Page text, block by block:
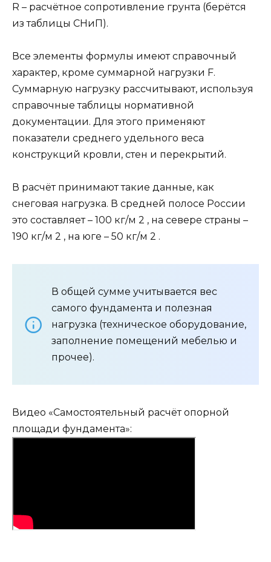
R – расчётное сопротивление грунта (берётся
из таблицы СНиП).
Все элементы формулы имеют справочный
характер, кроме суммарной нагрузки F.
Суммарную нагрузку рассчитывают, используя
справочные таблицы нормативной
документации. Для этого применяют
показатели среднего удельного веса
конструкций кровли, стен и перекрытий.
В расчёт принимают такие данные, как
снеговая нагрузка. В средней полосе России
это составляет – 100 кг/м 2 , на севере страны –
190 кг/м 2 , на юге – 50 кг/м 2 .
В общей сумме учитывается вес
самого фундамента и полезная
нагрузка (техническое оборудование,
заполнение помещений мебелью и
прочее).
Видео «Самостоятельный расчёт опорной
площади фундамента»: